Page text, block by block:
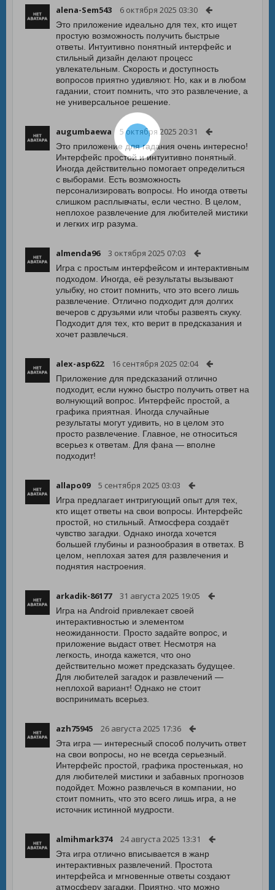
alena-Sem543 6 октября 2025 03:30
Это приложение идеально для тех, кто ищет
простую возможность получить быстрые
ответы. Интуитивно понятный интерфейс и
стильный дизайн делают процесс
увлекательным. Скорость и доступность
вопросов приятно удивляют. Но, как и в любом
гадании, стоит помнить, что это развлечение, а
не универсальное решение.
augumbaewa 5 октября 2025 20:31
Это приложение для гадания очень интересно!
Интерфейс простой и интуитивно понятный.
Иногда действительно помогает определиться
с выборами. Есть возможность
персонализировать вопросы. Но иногда ответы
слишком расплывчаты, если честно. В целом,
неплохое развлечение для любителей мистики
и легких игр разума.
almenda96 3 октября 2025 07:03
Игра с простым интерфейсом и интерактивным
подходом. Иногда, её результаты вызывают
улыбку, но стоит помнить, что это всего лишь
развлечение. Отлично подходит для долгих
вечеров с друзьями или чтобы развеять скуку.
Подходит для тех, кто верит в предсказания и
хочет развлечься.
alex-asp622 16 сентября 2025 02:04
Приложение для предсказаний отлично
подходит, если нужно быстро получить ответ на
волнующий вопрос. Интерфейс простой, а
графика приятная. Иногда случайные
результаты могут удивить, но в целом это
просто развлечение. Главное, не относиться
всерьез к ответам. Для фана — вполне
подходит!
allapo09 5 сентября 2025 03:03
Игра предлагает интригующий опыт для тех,
кто ищет ответы на свои вопросы. Интерфейс
простой, но стильный. Атмосфера создаёт
чувство загадки. Однако иногда хочется
большей глубины и разнообразия в ответах. В
целом, неплохая затея для развлечения и
поднятия настроения.
arkadik-86177 31 августа 2025 19:05
Игра на Android привлекает своей
интерактивностью и элементом
неожиданности. Просто задайте вопрос, и
приложение выдаст ответ. Несмотря на
легкость, иногда кажется, что оно
действительно может предсказать будущее.
Для любителей загадок и развлечений —
неплохой вариант! Однако не стоит
воспринимать всерьез.
azh75945 26 августа 2025 17:36
Эта игра — интересный способ получить ответ
на свои вопросы, но не всегда серьезный.
Интерфейс простой, графика простенькая, но
для любителей мистики и забавных прогнозов
подойдет. Можно развлечься в компании, но
стоит помнить, что это всего лишь игра, а не
источник истинной мудрости.
almihmark374 24 августа 2025 13:31
Эта игра отлично вписывается в жанр
интерактивных развлечений. Простота
интерфейса и мгновенные ответы создают
атмосферу загадки. Приятно, что можно